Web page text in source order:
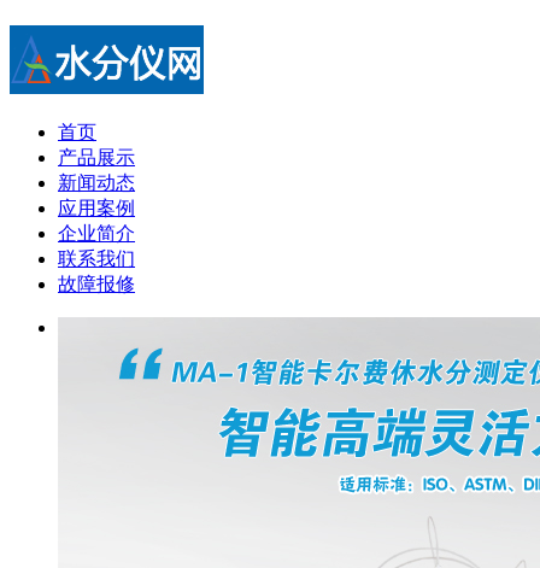
首页
产品展示
新闻动态
应用案例
企业简介
联系我们
故障报修